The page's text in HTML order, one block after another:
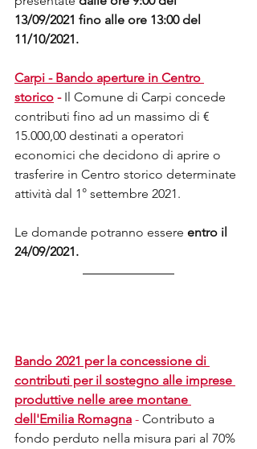
13/09/2021 fino alle ore 13:00 del
11/10/2021.
Carpi - Bando aperture in Centro
storico - Il Comune di Carpi concede
contributi fino ad un massimo di €
15.000,00 destinati a operatori
economici che decidono di aprire o
trasferire in Centro storico determinate
attività dal 1° settembre 2021.
Le domande potranno essere entro il
24/09/2021.
Bando 2021 per la concessione di
contributi per il sostegno alle imprese
produttive nelle aree montane
dell'Emilia Romagna - Contributo a
fondo perduto nella misura pari al 70%